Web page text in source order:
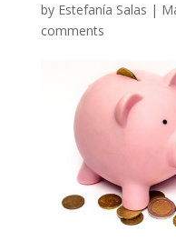
by Estefanía Salas |
comments